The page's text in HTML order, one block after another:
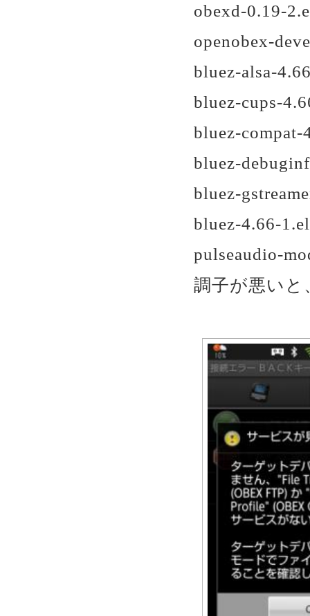
obexd-0.19-
openobex-
bluez-alsa-
bluez-cups-
bluez-
bluez-
bluez-
bluez-4.66-
pulseaudio-
調子が悪い